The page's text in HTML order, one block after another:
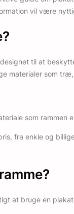
vil være
til at
materialer som
som rammen
fra enkle og
at bruge en